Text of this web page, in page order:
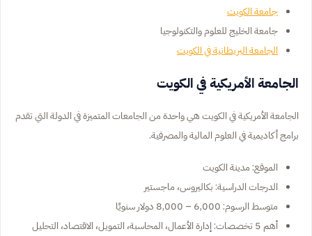
جامعة الكويت
جامعة الخليج للعلوم والتكنولوجيا
الجامعة البريطانية في الكويت
الجامعة الأمريكية في الكويت
الجامعة الأمريكية في الكويت هي واحدة من الجامعات المتميزة في الدولة التي تقدم
برامج أكاديمية في العلوم المالية والمصرفية.
الموقع: مدينة الكويت
الدرجات الدراسية: بكاليروس، ماجستير
متوسط الرسوم: 6,000 – 8,000 دولار سنويًا
أهم 5 تخصصات: إدارة الأعمال، المحاسبة، التمويل، الاقتصاد، التحليل